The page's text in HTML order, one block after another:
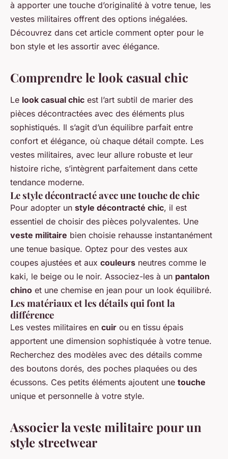
à apporter une touche d’originalité à votre tenue, les
vestes militaires offrent des options inégalées.
Découvrez dans cet article comment opter pour le
bon style et les assortir avec élégance.
Comprendre le look casual chic
Le look casual chic est l’art subtil de marier des
pièces décontractées avec des éléments plus
sophistiqués. Il s’agit d’un équilibre parfait entre
confort et élégance, où chaque détail compte. Les
vestes militaires, avec leur allure robuste et leur
histoire riche, s’intègrent parfaitement dans cette
tendance moderne.
Le style décontracté avec une touche de chic
Pour adopter un style décontracté chic, il est
essentiel de choisir des pièces polyvalentes. Une
veste militaire bien choisie rehausse instantanément
une tenue basique. Optez pour des vestes aux
coupes ajustées et aux couleurs neutres comme le
kaki, le beige ou le noir. Associez-les à un pantalon
chino et une chemise en jean pour un look équilibré.
Les matériaux et les détails qui font la
différence
Les vestes militaires en cuir ou en tissu épais
apportent une dimension sophistiquée à votre tenue.
Recherchez des modèles avec des détails comme
des boutons dorés, des poches plaquées ou des
écussons. Ces petits éléments ajoutent une touche
unique et personnelle à votre style.
Associer la veste militaire pour un
style streetwear